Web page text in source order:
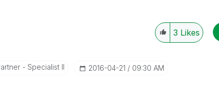
3 Likes
- Specialist II ‎2016-04-21 09:30 AM